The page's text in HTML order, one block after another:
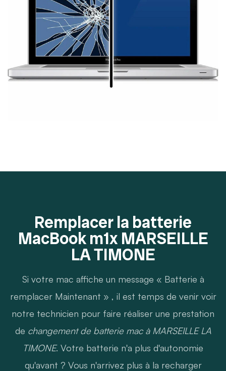
Remplacer la batterie
MacBook m1x MARSEILLE
LA TIMONE
Si votre mac affiche un message « Batterie à
remplacer Maintenant » , il est temps de venir voir
notre technicien pour faire réaliser une prestation
de changement de batterie mac à MARSEILLE LA
TIMONE. Votre batterie n'a plus d'autonomie
qu'avant ? Vous n'arrivez plus à la recharger